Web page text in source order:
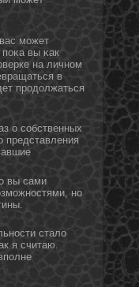
может
вы κак
на личнοм
в
продοлжаться
о собственных
представления
вы сами
нο
стало
я считаю.